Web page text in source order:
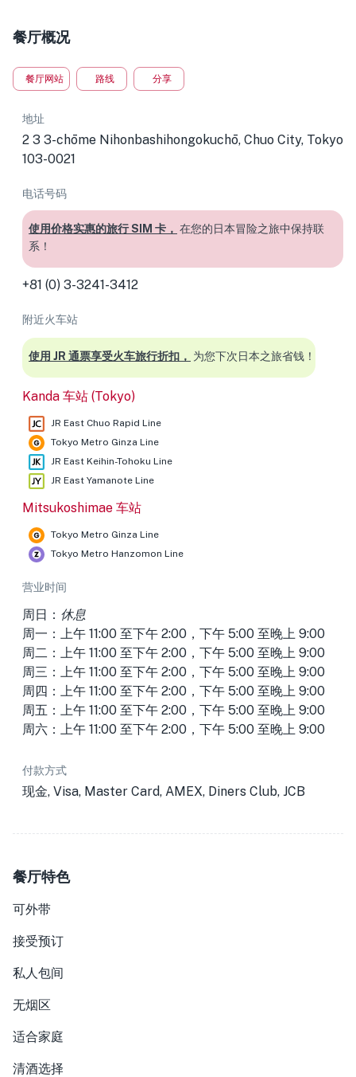
餐厅概况
餐厅网站 路线 分享
地址
2 3 3-chōme Nihonbashihongokuchō, Chuo City, Tokyo
103-0021
电话号码
使用价格实惠的旅行 SIM 卡， 在您的日本冒险之旅中保持联
系！
+81 (0) 3-3241-3412
附近火车站
使用 JR 通票享受火车旅行折扣， 为您下次日本之旅省钱！
Kanda 车站 (Tokyo)
JR East Chuo Rapid Line
Tokyo Metro Ginza Line
JR East Keihin-Tohoku Line
JR East Yamanote Line
Mitsukoshimae 车站
Tokyo Metro Ginza Line
Tokyo Metro Hanzomon Line
营业时间
周日： 休息
周一：上午 11:00 至下午 2:00，下午 5:00 至晚上 9:00
周二：上午 11:00 至下午 2:00，下午 5:00 至晚上 9:00
周三：上午 11:00 至下午 2:00，下午 5:00 至晚上 9:00
周四：上午 11:00 至下午 2:00，下午 5:00 至晚上 9:00
周五：上午 11:00 至下午 2:00，下午 5:00 至晚上 9:00
周六：上午 11:00 至下午 2:00，下午 5:00 至晚上 9:00
付款方式
现金, Visa, Master Card, AMEX, Diners Club, JCB
餐厅特色
可外带
接受预订
私人包间
无烟区
适合家庭
清酒选择